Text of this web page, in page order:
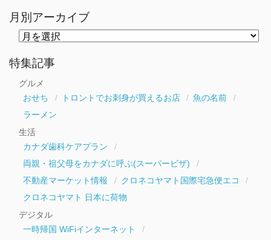
月別アーカイブ
ー
カ
特集記事
グルメ
おせち
トロントでお刺身が買えるお店
魚の名前
ラーメン
生活
カナダ歯科ケアプラン
両親・祖父母をカナダに呼ぶ(スーパービザ)
不動産マーケット情報
クロネコヤマト国際宅急便エコ
クロネコヤマト 日本に荷物
デジタル
一時帰国 WiFiインターネット